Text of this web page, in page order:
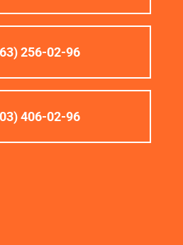
256-02-96
406-02-96